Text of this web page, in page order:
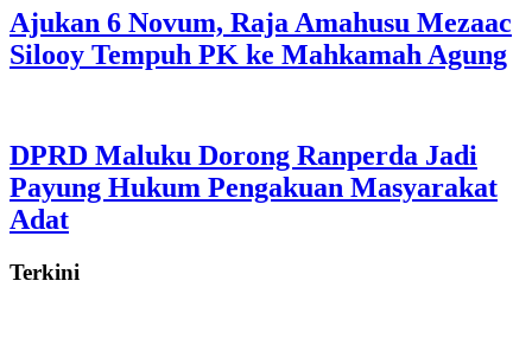
Ajukan 6 Novum, Raja Amahusu Mezaac
Silooy Tempuh PK ke Mahkamah Agung
DPRD Maluku Dorong Ranperda Jadi
Payung Hukum Pengakuan Masyarakat
Adat
Terkini